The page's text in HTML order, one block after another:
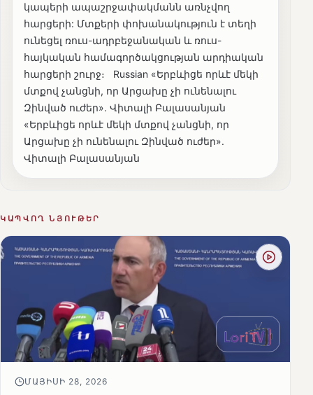
կապերի ապաշրջափակմանն առնչվող
հարցերի: Մտքերի փոխանակություն է տեղի
ունեցել ռուս-ադրբեջանական և ռուս-
հայկական համագործակցության արդիական
հարցերի շուրջ։ Russian «Երբևիցե որևէ մեկի
մտքով չանցնի, որ Արցախը չի ունենալու
Զինված ուժեր». Վիտալի Բալասանյան
«Երբևիցե որևէ մեկի մտքով չանցնի, որ
Արցախը չի ունենալու Զինված ուժեր».
Վիտալի Բալասանյան
ԿԱՊՎՈՂ ՆՅՈՒԹԵՐ
ՄԱՅԻՍԻ 28, 2026